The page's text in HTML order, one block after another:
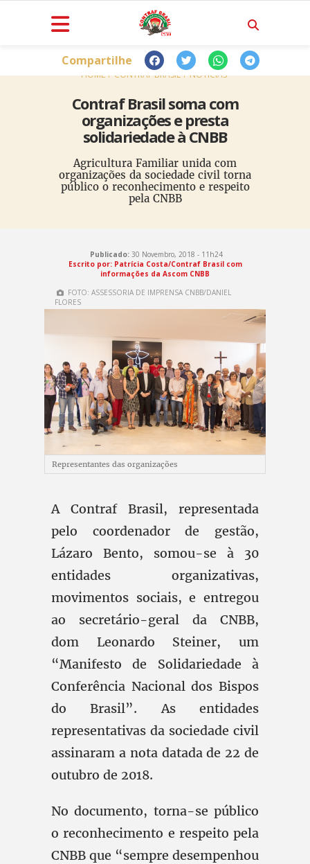
HOME CONTRAF BRASIL NOTÍCIAS
Contraf Brasil soma com
organizações e presta
solidariedade à CNBB
Agricultura Familiar unida com
organizações da sociedade civil torna
público o reconhecimento e respeito
pela CNBB
Compartilhe
Publicado:30 Novembro, 2018 - 11h24
Escrito por: Patrícia Costa/Contraf Brasil com
informações da Ascom CNBB
FOTO: ASSESSORIA DE IMPRENSA CNBB/DANIEL
FLORES
Representantes das organizações
A Contraf Brasil, representada
pelo coordenador de gestão,
Lázaro Bento, somou-se à 30
entidades organizativas,
movimentos sociais, e entregou
ao secretário-geral da CNBB,
dom Leonardo Steiner, um
“Manifesto de Solidariedade à
Conferência Nacional dos Bispos
do Brasil”. As entidades
representativas da sociedade civil
assinaram a nota datada de 22 de
outubro de 2018.
No documento, torna-se público
o reconhecimento e respeito pela
CNBB que “sempre desempenhou